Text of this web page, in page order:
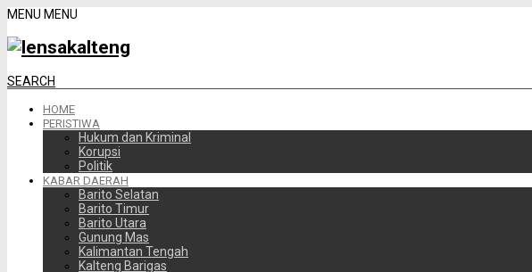
MENU MENU
SEARCH
HOME
PERISTIWA
Hukum dan Kriminal
Korupsi
Politik
KABAR DAERAH
Barito Selatan
Barito Timur
Barito Utara
Gunung Mas
Kalimantan Tengah
Kalteng Barigas